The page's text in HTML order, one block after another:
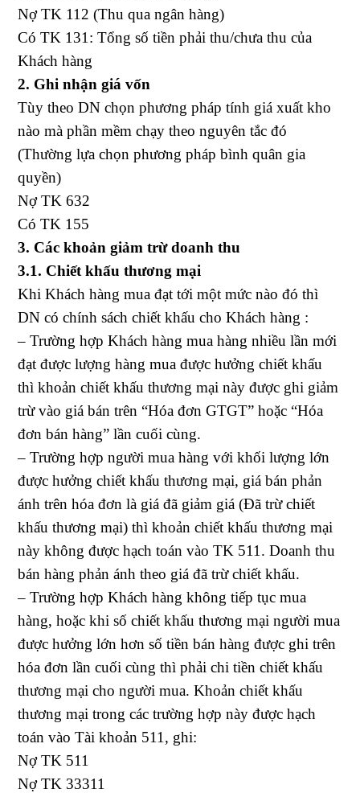
Nợ TK 112 (Thu qua ngân hàng)
Có TK 131: Tổng số tiền phải thu/chưa thu của
Khách hàng
2. Ghi nhận giá vốn
Tùy theo DN chọn phương pháp tính giá xuất kho
nào mà phần mềm chạy theo nguyên tắc đó
(Thường lựa chọn phương pháp bình quân gia
quyền)
Nợ TK 632
Có TK 155
3. Các khoản giảm trừ doanh thu
3.1. Chiết khấu thương mại
Khi Khách hàng mua đạt tới một mức nào đó thì
DN có chính sách chiết khấu cho Khách hàng :
– Trường hợp Khách hàng mua hàng nhiều lần mới
đạt được lượng hàng mua được hưởng chiết khấu
thì khoản chiết khấu thương mại này được ghi giảm
trừ vào giá bán trên “Hóa đơn GTGT” hoặc “Hóa
đơn bán hàng” lần cuối cùng.
– Trường hợp người mua hàng với khối lượng lớn
được hưởng chiết khấu thương mại, giá bán phản
ánh trên hóa đơn là giá đã giảm giá (Đã trừ chiết
khấu thương mại) thì khoản chiết khấu thương mại
này không được hạch toán vào TK 511. Doanh thu
bán hàng phản ánh theo giá đã trừ chiết khấu.
– Trường hợp Khách hàng không tiếp tục mua
hàng, hoặc khi số chiết khấu thương mại người mua
được hưởng lớn hơn số tiền bán hàng được ghi trên
hóa đơn lần cuối cùng thì phải chi tiền chiết khấu
thương mại cho người mua. Khoản chiết khấu
thương mại trong các trường hợp này được hạch
toán vào Tài khoản 511, ghi:
Nợ TK 511
Nợ TK 33311